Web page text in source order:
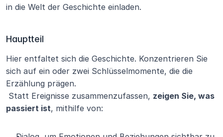
in die Welt der Geschichte einladen.
Hauptteil
Hier entfaltet sich die Geschichte. Konzentrieren Sie
sich auf ein oder zwei Schlüsselmomente, die die
Erzählung prägen.
Statt Ereignisse zusammenzufassen, zeigen Sie, was
passiert ist, mithilfe von: